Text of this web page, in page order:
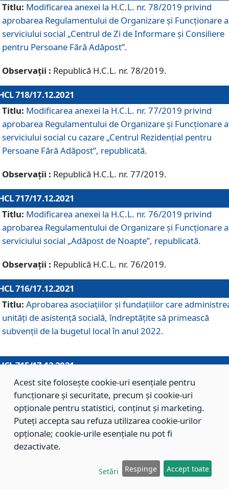
Titlu: Modificarea anexei la H.C.L. nr. 78/2019 privind
aprobarea Regulamentului de Organizare și Funcționare
serviciului social „Centrul de Zi de Informare şi Consiliere
pentru Persoane Fără Adăpost”.
Observații : Republică H.C.L. nr. 78/2019.
718/17.12.2021
Titlu: Modificarea anexei la H.C.L. nr. 77/2019 privind
aprobarea Regulamentului de Organizare și Funcționare
serviciului social cu cazare „Centrul Rezidențial pentru
Persoane Fără Adăpost”, republicată.
Observații : Republică H.C.L. nr. 77/2019.
717/17.12.2021
Titlu: Modificarea anexei la H.C.L. nr. 76/2019 privind
aprobarea Regulamentului de Organizare şi Funcționare
serviciului social „Adăpost de Noapte”, republicată.
Observații : Republică H.C.L. nr. 76/2019.
716/17.12.2021
Titlu: Aprobarea asociaţiilor şi fundaţiilor care
unităţi de asistenţă socială, îndreptăţite să primească
subvenţii de la bugetul local în anul 2022.
715/17.12.2021
Titlu: Aprobarea Planului de acţiuni sau lucrări de interes
local pentru anul 2022.
714/17.12.2021
Titlu: Modificarea Anexei la H.C.L. nr. 709/2020 privind
aprobarea Regulamentului de Organizare şi Funcţionare
Direcţiei de Asistenţă Socială Braşov.
Acest site folosește cookie-uri esențiale pentru
funcționare și securitate, precum și cookie-uri
opționale pentru statistici, conținut și marketing.
Puteți accepta sau refuza utilizarea cookie-urilor
opționale; cookie-urile esențiale nu pot fi
dezactivate.
Setări Respinge Accept toate